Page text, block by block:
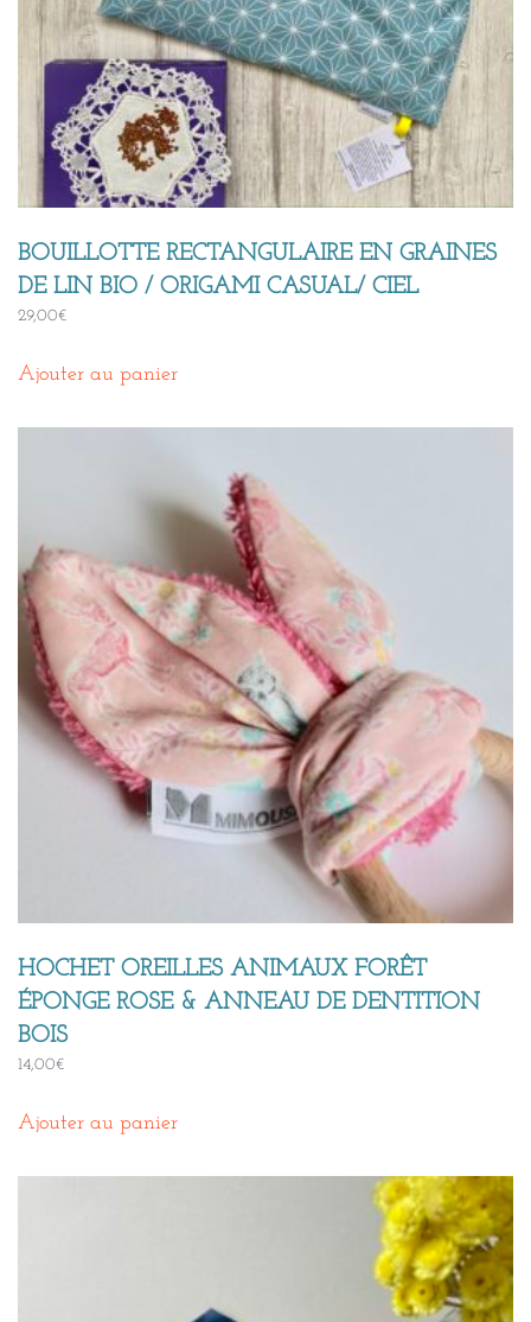
BOUILLOTTE RECTANGULAIRE EN GRAINES
DE LIN BIO / ORIGAMI CASUAL/ CIEL
29,00€
Ajouter au panier
HOCHET OREILLES ANIMAUX FORÊT
ÉPONGE ROSE & ANNEAU DE DENTITION
BOIS
14,00€
Ajouter au panier